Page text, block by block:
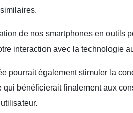
de nos smartphones en outils
interaction avec la technologie
pourrait également stimuler la
qui bénéficierait finalement aux